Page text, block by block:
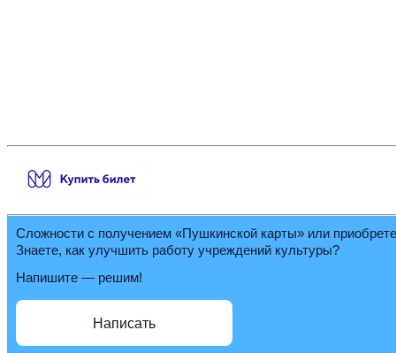
Сложности с получением «Пушкинской карты» или
Знаете, как улучшить работу учреждений культуры?
Напишите — решим!
Написать